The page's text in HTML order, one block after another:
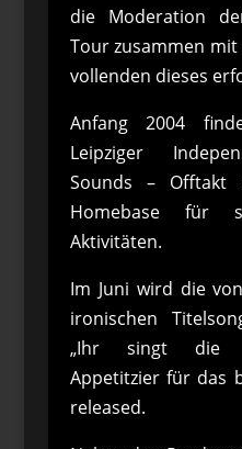
die Moderation
Tour zusammen mit
vollenden dieses
Anfang 2004
Leipziger
Sounds – Offtakt
Homebase für
Aktivitäten.
Im Juni wird die
ironischen
„Ihr singt die
Appetitzier für das
released.